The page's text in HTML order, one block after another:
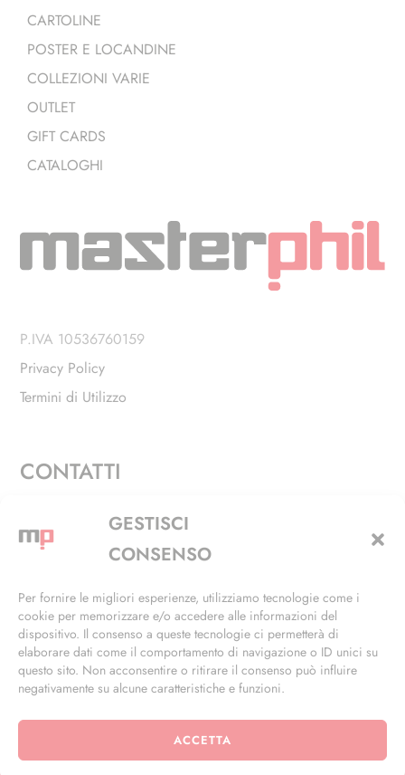
GESTISCI
CONSENSO
Per fornire le migliori esperienze, utilizziamo tecnologie come i
cookie per memorizzare e/o accedere alle informazioni del
dispositivo. Il consenso a queste tecnologie ci permetterà di
elaborare dati come il comportamento di navigazione o ID unici su
questo sito. Non acconsentire o ritirare il consenso può influire
negativamente su alcune caratteristiche e funzioni.
ACCETTA
CARTOLINE
POSTER E LOCANDINE
COLLEZIONI VARIE
OUTLET
GIFT CARDS
CATALOGHI
P.IVA 10536760159
Privacy Policy
Termini di Utilizzo
CONTATTI
Via Alfieri, 27 - Trezzano Sul Naviglio (MI)
+39 02 4846 3155
info@masterphil.it